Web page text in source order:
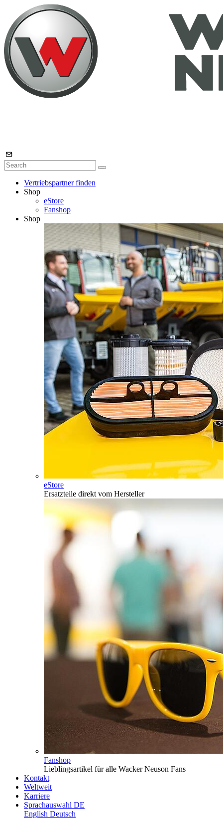
Vertriebspartner finden
Shop
eStore
Fanshop
Shop
eStore
Ersatzteile direkt vom Hersteller
Fanshop
Lieblingsartikel für alle Wacker Neuson Fans
Kontakt
Weltweit
Karriere
Sprachauswahl DE
English Deutsch